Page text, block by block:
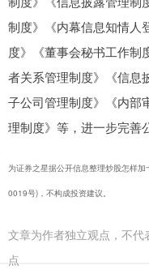
制度》《内幕信息知情人
度》《董事会秘书工作制
者关系管理制度》《信息
子公司管理制度》《内部
理制度》等，进一步完善
为证券之星据公开信息整理炒股怎样
0019号)，不构成投资建议。
文章为作者独立观点，不
点